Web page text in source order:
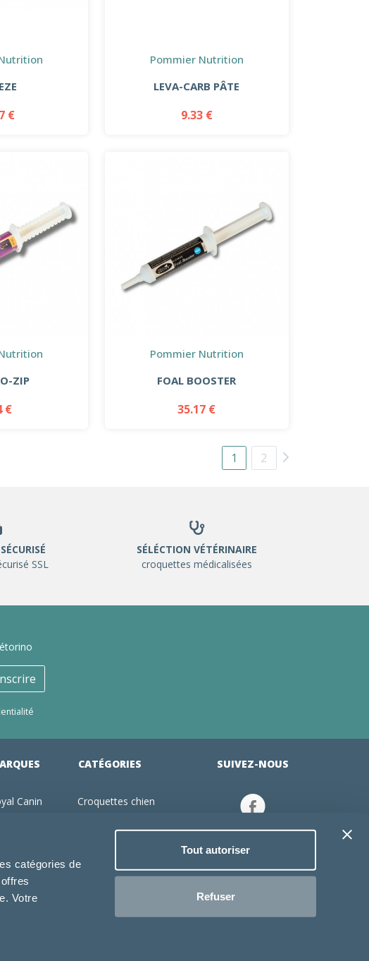
catégories de
Votre
Tout autoriser
Refuser
€
Pommier Nutrition
LEVA-CARB PÂTE
9.33 €
ZIP
€
Pommier Nutrition
FOAL BOOSTER
35.17 €
1 2
SSL
SÉLÉCTION VÉTÉRINAIRE
croquettes médicalisées
Canin
CATÉGORIES
Croquettes chien
Jouets chien
Produits vétérinaire chien
Jouets chat
SUIVEZ-NOUS